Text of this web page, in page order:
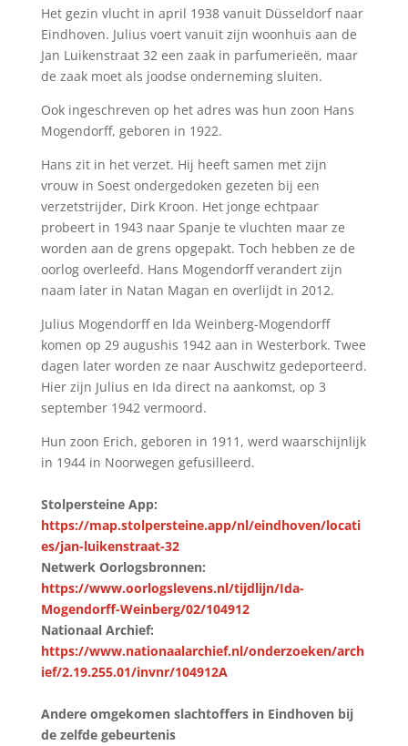
Het gezin vlucht in april 1938 vanuit Düsseldorf naar
Eindhoven. Julius voert vanuit zijn woonhuis aan de
Jan Luikenstraat 32 een zaak in parfumerieën, maar
de zaak moet als joodse onderneming sluiten.
Ook ingeschreven op het adres was hun zoon Hans
Mogendorff, geboren in 1922.
Hans zit in het verzet. Hij heeft samen met zijn
vrouw in Soest ondergedoken gezeten bij een
verzetstrijder, Dirk Kroon. Het jonge echtpaar
probeert in 1943 naar Spanje te vluchten maar ze
worden aan de grens opgepakt. Toch hebben ze de
oorlog overleefd. Hans Mogendorff verandert zijn
naam later in Natan Magan en overlijdt in 2012.
Julius Mogendorff en lda Weinberg-Mogendorff
komen op 29 augushis 1942 aan in Westerbork. Twee
dagen later worden ze naar Auschwitz gedeporteerd.
Hier zijn Julius en Ida direct na aankomst, op 3
september 1942 vermoord.
Hun zoon Erich, geboren in 1911, werd waarschijnlijk
in 1944 in Noorwegen gefusilleerd.
Stolpersteine App:
https://map.stolpersteine.app/nl/eindhoven/locati
es/jan-luikenstraat-32
Netwerk Oorlogsbronnen:
https://www.oorlogslevens.nl/tijdlijn/Ida-
Mogendorff-Weinberg/02/104912
Nationaal Archief:
https://www.nationaalarchief.nl/onderzoeken/arch
ief/2.19.255.01/invnr/104912A
Andere omgekomen slachtoffers in Eindhoven bij
de zelfde gebeurtenis